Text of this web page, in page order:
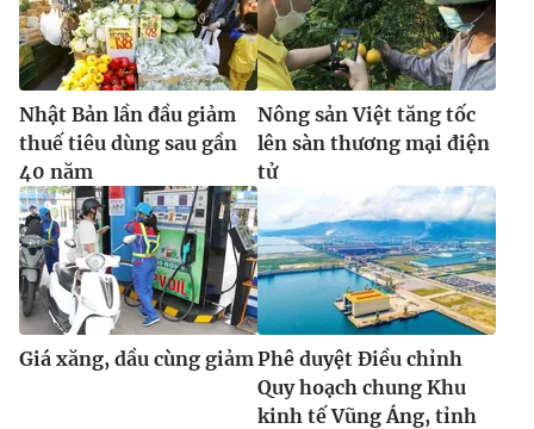
Nhật Bản lần đầu giảm
thuế tiêu dùng sau gần
40 năm
Nông sản Việt tăng tốc
lên sàn thương mại điện
tử
Giá xăng, dầu cùng giảm Phê duyệt Điều chỉnh
Quy hoạch chung Khu
kinh tế Vũng Áng, tỉnh